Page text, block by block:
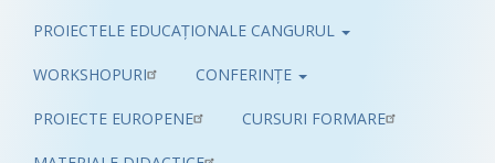
Pub
PROIECTELE EDUCAȚIONALE CANGURUL
WORKSHOPURI CONFERINȚE
PROIECTE EUROPENE CURSURI FORMARE